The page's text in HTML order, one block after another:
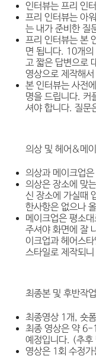
인터뷰는 프리 인
프리 인터뷰는 아
는 내가 준비한 질
프리 인터뷰는 본
면 됩니다. 10개의
고 짧은 답변으로
영상으로 제작해
본 인터뷰는 사전
명을 드립니다. 커
셔야 합니다. 질문
의상 및 헤어&메
의상과 메이크업
의상은 장소에 맞
신 장소에 가실때
한사항은 없으나
메이크업은 평소
주셔야 화면에 잘
이크업과 헤어스
스타일로 제작되
최종본 및 후반작
최종영상 1개, 숏
최종 영상은 약 6-
예정입니다. (추후
영상은 1회 수정가